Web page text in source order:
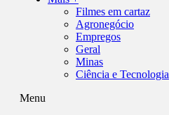
Filmes em cartaz
Agronegócio
Empregos
Geral
Minas
Ciência e Tecnologia
Menu